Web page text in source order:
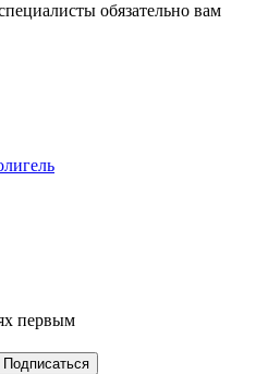
обязательно вам
первым